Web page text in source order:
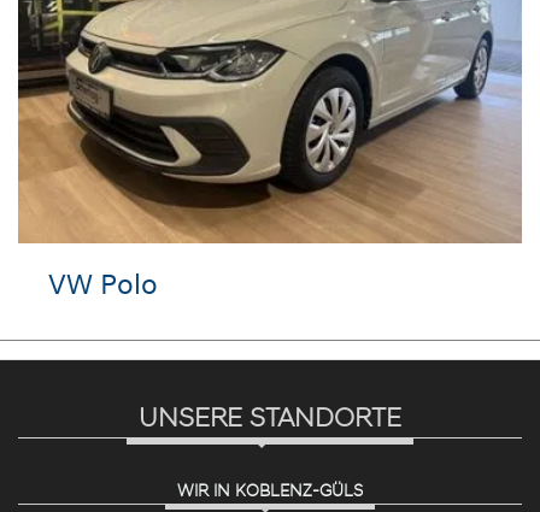
VW Polo
UNSERE STANDORTE
WIR IN KOBLENZ-GÜLS